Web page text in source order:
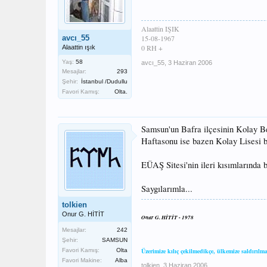
avcı_55
Alaattin ışık
Yaş: 58
Mesajlar:
293
Şehir:
İstanbul /Dudullu
Favori Kamış:
Olta.
Alaattin IŞIK
15-08-1967
0 RH +
avcı_55 3 Haziran 2006
tolkien
Onur G. HİTİT
Mesajlar:
242
Şehir:
SAMSUN
Favori Kamış:
Olta
Favori Makine:
Alba
Samsun'un Bafra ilçesinin Kolay
Haftasonu ise bazen Kolay Lisesi
EÜAŞ Sitesi'nin ileri kısımlarında
Saygılarımla...
Onur G. HİTİT - 1978
Üzerimize kılıç çekilmedikçe, ülkemize
tolkien 3 Haziran 2006